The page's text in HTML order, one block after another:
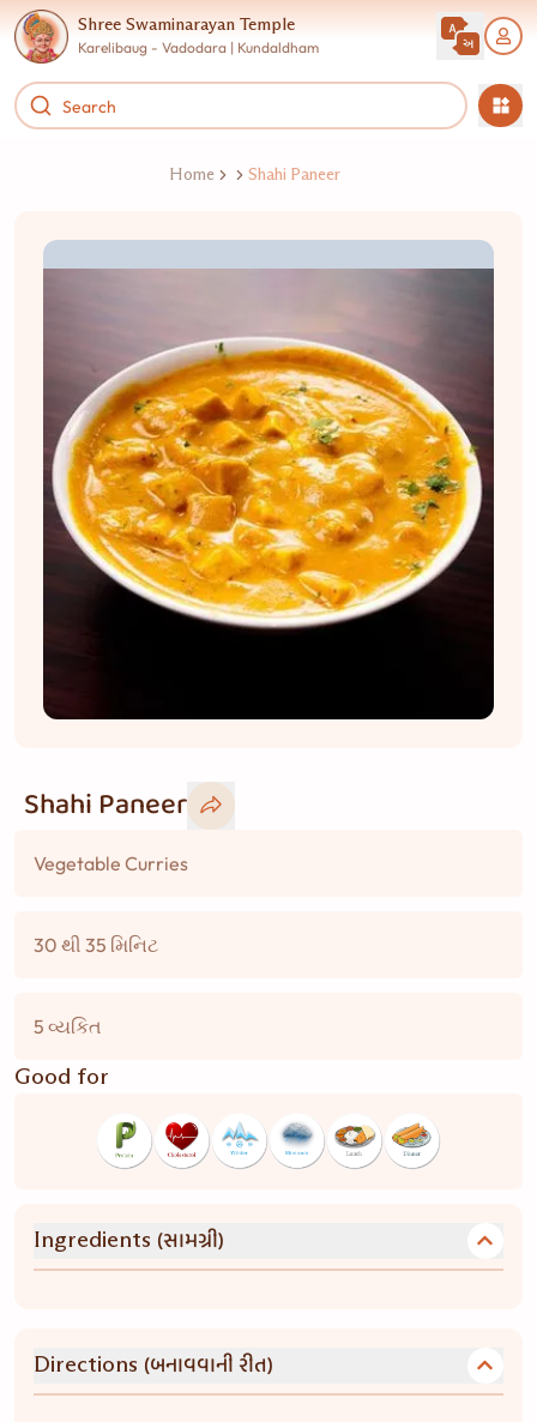
Shree Swaminarayan Temple
Karelibaug - Vadodara | Kundaldham
Home Shahi Paneer
Shahi Paneer
Vegetable Curries
30 થી 35 મિનિટ
5 વ્યકિત
Good for
Ingredients (સામગ્રી)
Directions (બનાવવાની રીત)